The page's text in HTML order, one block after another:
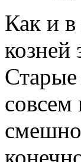
Как и в
козней
совсем